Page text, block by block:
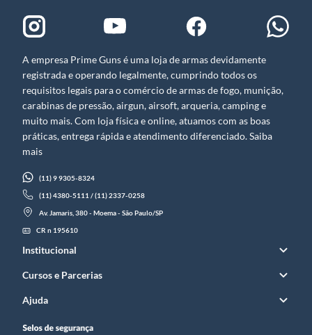
A empresa Prime Guns é uma loja de armas devidamente
registrada e operando legalmente, cumprindo todos os
requisitos legais para o comércio de armas de fogo, munição,
carabinas de pressão, airgun, airsoft, arqueria, camping e
muito mais. Com loja física e online, atuamos com as boas
práticas, entrega rápida e atendimento diferenciado. Saiba
mais
(11) 9 9305-8324
(11) 4380-5111 / (11) 2337-0258
Av. Jamaris, 380 - Moema - São Paulo/SP
CR n 195610
Institucional
Cursos e Parcerias
Ajuda